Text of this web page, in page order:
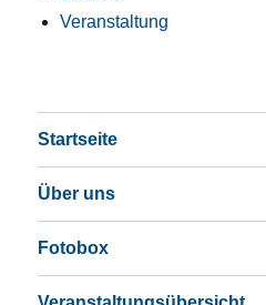
Veranstaltung
Startseite
Über uns
Fotobox